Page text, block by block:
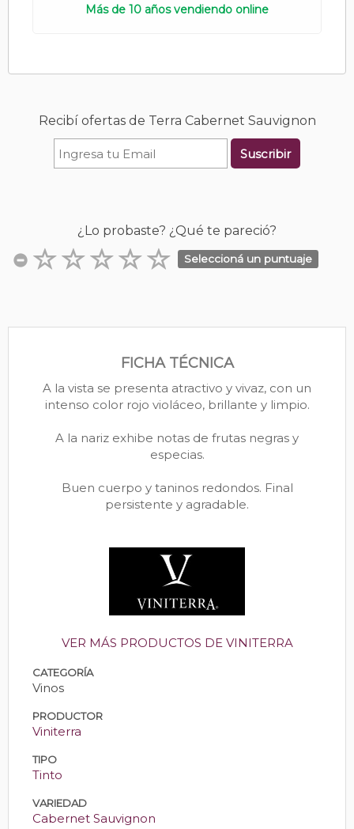
Más de 10 años vendiendo online
Recibí ofertas de Terra Cabernet Sauvignon
Suscribir
¿Lo probaste? ¿Qué te pareció?
Seleccioná un puntuaje
FICHA TÉCNICA
A la vista se presenta atractivo y vivaz, con un
intenso color rojo violáceo, brillante y limpio.
A la nariz exhibe notas de frutas negras y
especias.
Buen cuerpo y taninos redondos. Final
persistente y agradable.
VER MÁS PRODUCTOS DE VINITERRA
CATEGORÍA
Vinos
PRODUCTOR
Viniterra
TIPO
Tinto
VARIEDAD
Cabernet Sauvignon